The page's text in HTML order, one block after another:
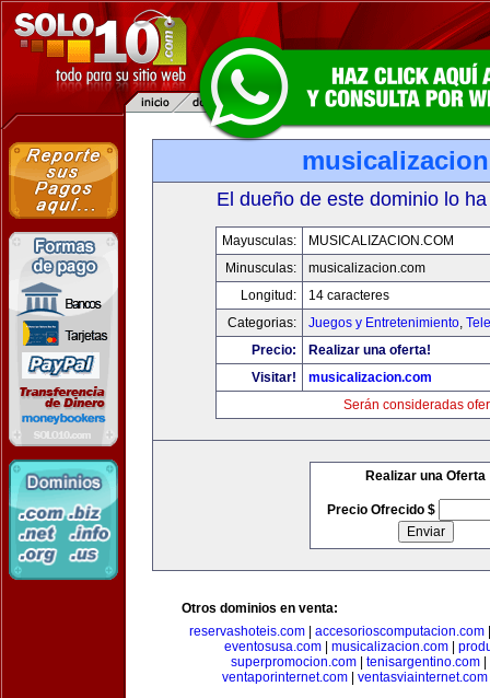
El dueño de este dominio lo
Mayusculas:
MUSICALIZACION.COM
Minusculas:
musicalizacion.com
Longitud:
14 caracteres
Categorias:
Juegos y Entretenimiento,
Precio:
Realizar una oferta!
Visitar!
musicalizacion.com
Serán consideradas
Realizar una Oferta
Precio Ofrecido $
Otros dominios en venta:
reservashoteis.com| accesorioscomputacion.com
eventosusa.com| musicalizacion.com|
superpromocion.com
tenisargentino.com
ventaporinternet.com
ventasviainternet.com